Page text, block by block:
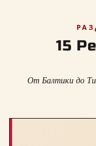
15
От Балтики до